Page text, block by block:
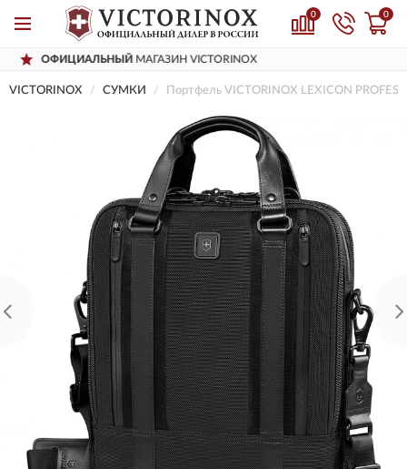
0 0
МАГАЗИН VICTORINOX
VICTORINOX СУМКИ Портфель VICTORINOX LEXICON